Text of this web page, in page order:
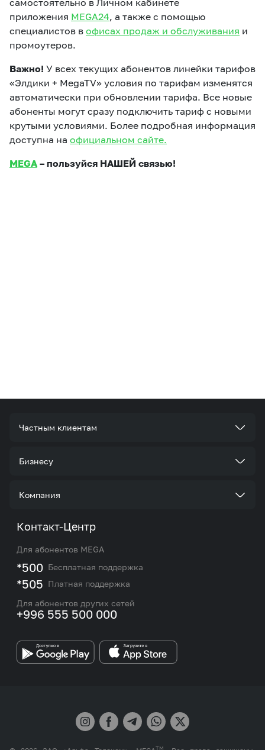
приложения MEGA24, а также с помощью
специалистов в офисах продаж и обслуживания и
промоутеров.
Важно! У всех текущих абонентов линейки тарифов
«Элдики + MegaTV» условия по тарифам изменятся
автоматически при обновлении тарифа. Все новые
абоненты могут сразу подключить тариф с новыми
крутыми условиями. Более подробная информация
доступна на официальном сайте.
MEGA – пользуйся НАШЕЙ связью!
Частным клиентам
Тарифы
Роуминг и международные звонки
eSIM
Подбор номера
Бизнесу
Стать корпоративным клиентом
M2M
Контакты сотрудников отдела по работе с
корпоративными и VIP клиентами
Компания
О нас
Новости
Карта покрытия сети и центров обслуживания
Работа в MEGA
Бренд MEGA
Контакт-Центр
Для абонентов MEGA
*500 Бесплатная поддержка
*505 Платная поддержка
Для абонентов других сетей
+996 555 500 000
TM